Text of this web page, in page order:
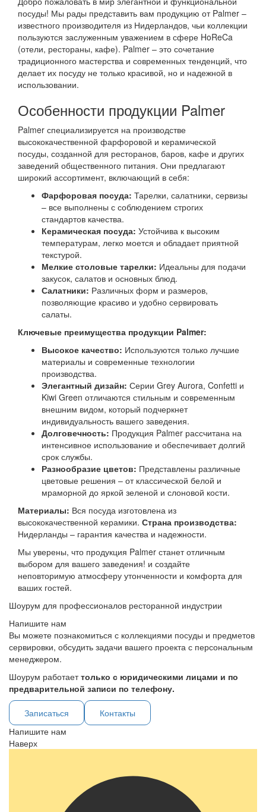
посуды! Мы рады представить вам продукцию от Palmer –
известного производителя из Нидерландов, чьи коллекции
пользуются заслуженным уважением в сфере HoReCa
(отели, рестораны, кафе). Palmer – это сочетание
традиционного мастерства и современных тенденций, что
делает их посуду не только красивой, но и надежной в
использовании.
Особенности продукции Palmer
Palmer специализируется на производстве
высококачественной фарфоровой и керамической
посуды, созданной для ресторанов, баров, кафе и других
заведений общественного питания. Они предлагают
широкий ассортимент, включающий в себя:
Фарфоровая посуда: Тарелки, салатники, сервизы
– все выполнены с соблюдением строгих
стандартов качества.
Керамическая посуда: Устойчива к высоким
температурам, легко моется и обладает приятной
текстурой.
Мелкие столовые тарелки: Идеальны для подачи
закусок, салатов и основных блюд.
Салатники: Различных форм и размеров,
позволяющие красиво и удобно сервировать
салаты.
Ключевые преимущества продукции Palmer:
Высокое качество: Используются только лучшие
материалы и современные технологии
производства.
Элегантный дизайн: Серии Grey Aurora, Confetti и
Kiwi Green отличаются стильным и современным
внешним видом, который подчеркнет
индивидуальность вашего заведения.
Долговечность: Продукция Palmer рассчитана на
интенсивное использование и обеспечивает долгий
срок службы.
Разнообразие цветов: Представлены различные
цветовые решения – от классической белой и
мраморной до яркой зеленой и слоновой кости.
Материалы: Вся посуда изготовлена из
высококачественной керамики. Страна производства:
Нидерланды – гарантия качества и надежности.
Мы уверены, что продукция Palmer станет отличным
выбором для вашего заведения! и создайте
неповторимую атмосферу утонченности и комфорта для
ваших гостей.
Шоурум для профессионалов ресторанной индустрии
Напишите нам
Вы можете познакомиться с коллекциями посуды и предметов
сервировки, обсудить задачи вашего проекта с персональным
менеджером.
Шоурум работаеттолько с юридическими лицами и по
предварительной записи по телефону.
Записаться
Контакты
Напишите нам
Наверх